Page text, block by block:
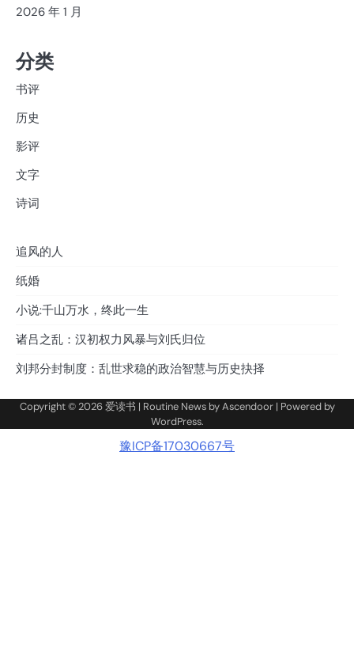
2026 年 1 月
分类
书评
历史
影评
文字
诗词
追风的人
纸婚
小说:千山万水，终此一生
诸吕之乱：汉初权力风暴与刘氏归位
刘邦分封制度：乱世求稳的政治智慧与历史抉择
Copyright © 2026爱读书 | Routine News byAscendoor| Powered by
WordPress.
豫ICP备17030667号